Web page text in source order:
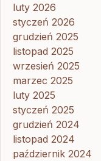
luty 2026
styczeń 2026
grudzień 2025
listopad 2025
wrzesień 2025
marzec 2025
luty 2025
styczeń 2025
grudzień 2024
listopad 2024
październik 2024